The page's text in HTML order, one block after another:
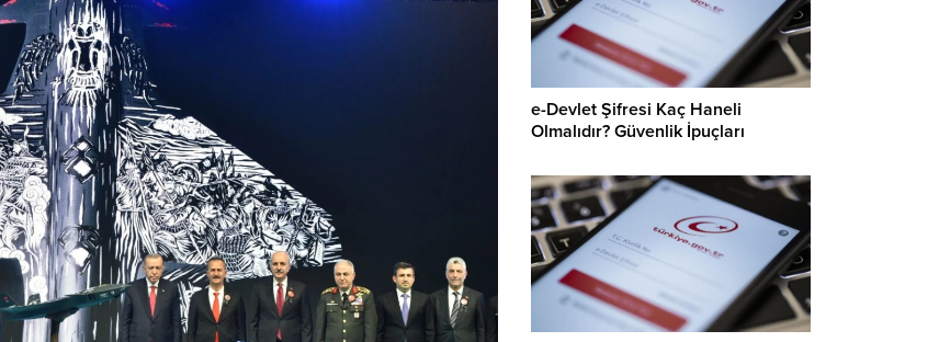
e-Devlet Şifresi Kaç Haneli
Olmalıdır? Güvenlik İpuçları